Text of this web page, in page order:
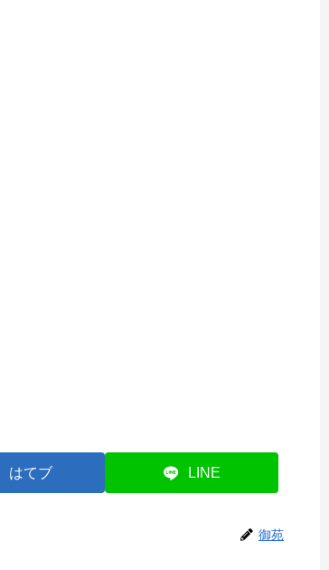
はてブ LINE
御苑